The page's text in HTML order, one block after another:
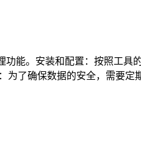
能。安装和配置：按照工
了确保数据的安全，需要